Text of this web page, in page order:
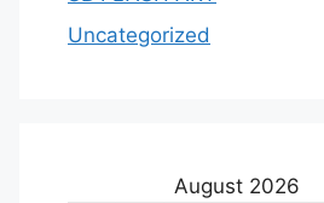
Uncategorized
August 2026